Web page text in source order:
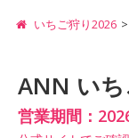
いちご狩り2026
ANN い
営業期間：